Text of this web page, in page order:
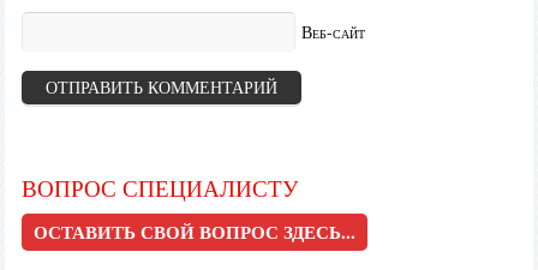
Веб-сайт
ВОПРОС СПЕЦИАЛИСТУ
ОСТАВИТЬ СВОЙ ВОПРОС ЗДЕСЬ...